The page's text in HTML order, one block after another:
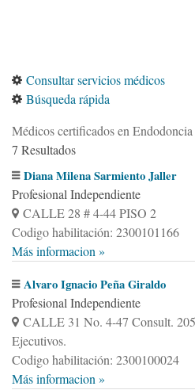
Consultar servicios médicos
Búsqueda rápida
Médicos certificados en Endodoncia
7 Resultados
Diana Milena Sarmiento Jaller
Profesional Independiente
CALLE 28 # 4-44 PISO 2
Codigo habilitación: 2300101166
Más informacion »
Alvaro Ignacio Peña Giraldo
Profesional Independiente
CALLE 31 No. 4-47 Consult.
Ejecutivos.
Codigo habilitación: 2300100024
Más informacion »